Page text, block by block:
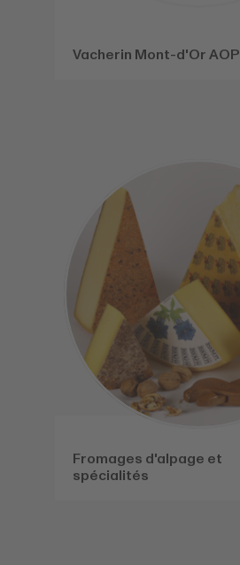
Vacherin Mont-d'Or AOP
Fromages d'alpage et
spécialités